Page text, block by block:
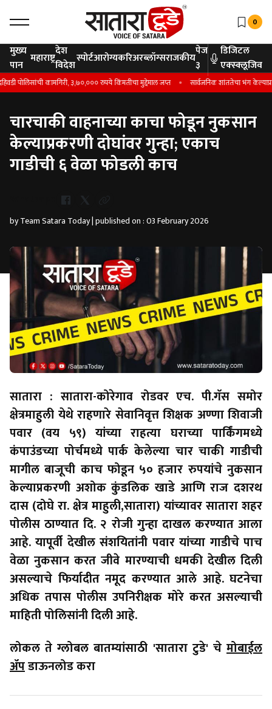
0
मुख्य
पान महाराष्ट्रदेश
विदेशस्पोर्टआरोग्यकरिअरब्लॉग्सराजकीयपेज
३
डिजिटल
एक्स्क्लूजिव
पोलिसांची कामगिरी, ३,७०,००० रुपये किंमतीचा मुद्देमाल जप्त सार्वजनिक शांततेचा भंग
चारचाकी वाहनाच्या काचा फोडून नुकसान
केल्याप्रकरणी दोघांवर गुन्हा; एकाच
गाडीची ६ वेळा फोडली काच
by Team Satara Today | published on : 03 February 2026
सातारा : सातारा-कोरेगाव रोडवर एच. पी.गॅस समोर
क्षेत्रमाहुली येथे राहणारे सेवानिवृत्त शिक्षक अण्णा शिवाजी
पवार (वय ५९) यांच्या राहत्या घराच्या पार्किंगमध्ये
कंपाउंडच्या पोर्चमध्ये पार्क केलेल्या चार चाकी गाडीची
मागील बाजूची काच फोडून ५० हजार रुपयांचे नुकसान
केल्याप्रकरणी अशोक कुंडलिक खाडे आणि राज दशरथ
दास (दोघे रा. क्षेत्र माहुली,सातारा) यांच्यावर सातारा शहर
पोलीस ठाण्यात दि. २ रोजी गुन्हा दाखल करण्यात आला
आहे. यापूर्वी देखील संशयितांनी पवार यांच्या गाडीचे पाच
वेळा नुकसान करत जीवे मारण्याची धमकी देखील दिली
असल्याचे फिर्यादीत नमूद करण्यात आले आहे. घटनेचा
अधिक तपास पोलीस उपनिरीक्षक मोरे करत असल्याची
माहिती पोलिसांनी दिली आहे.
लोकल ते ग्लोबल बातम्यांसाठी 'सातारा टुडे' चे मोबाईल
ॲपडाऊनलोड करा